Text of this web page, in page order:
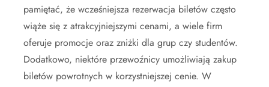
pamiętać, że wcześniejsza rezerwacja biletów często
wiąże się z atrakcyjniejszymi cenami, a wiele firm
oferuje promocje oraz zniżki dla grup czy studentów.
Dodatkowo, niektóre przewoźnicy umożliwiają zakup
biletów powrotnych w korzystniejszej cenie. W